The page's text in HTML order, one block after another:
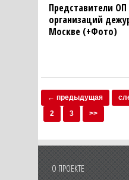
Представители
организаций
Москве (+Фото)
← предыдущая
2
3 >>
О ПРОЕКТЕ